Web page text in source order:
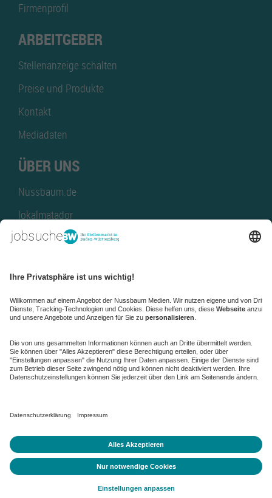
Firmenprofil
ARBEITGEBER
Stellenanzeige schalten
Preise und Produkte
Kontakt
Mediadaten
ÜBER UNS
Nussbaum.de
lokalmatador
kaufinBW
NussbaumID
Nussbaum Medien
de.jobble.org
Datenschutz
Datenschutz-Einstellungen ändern
Impressum